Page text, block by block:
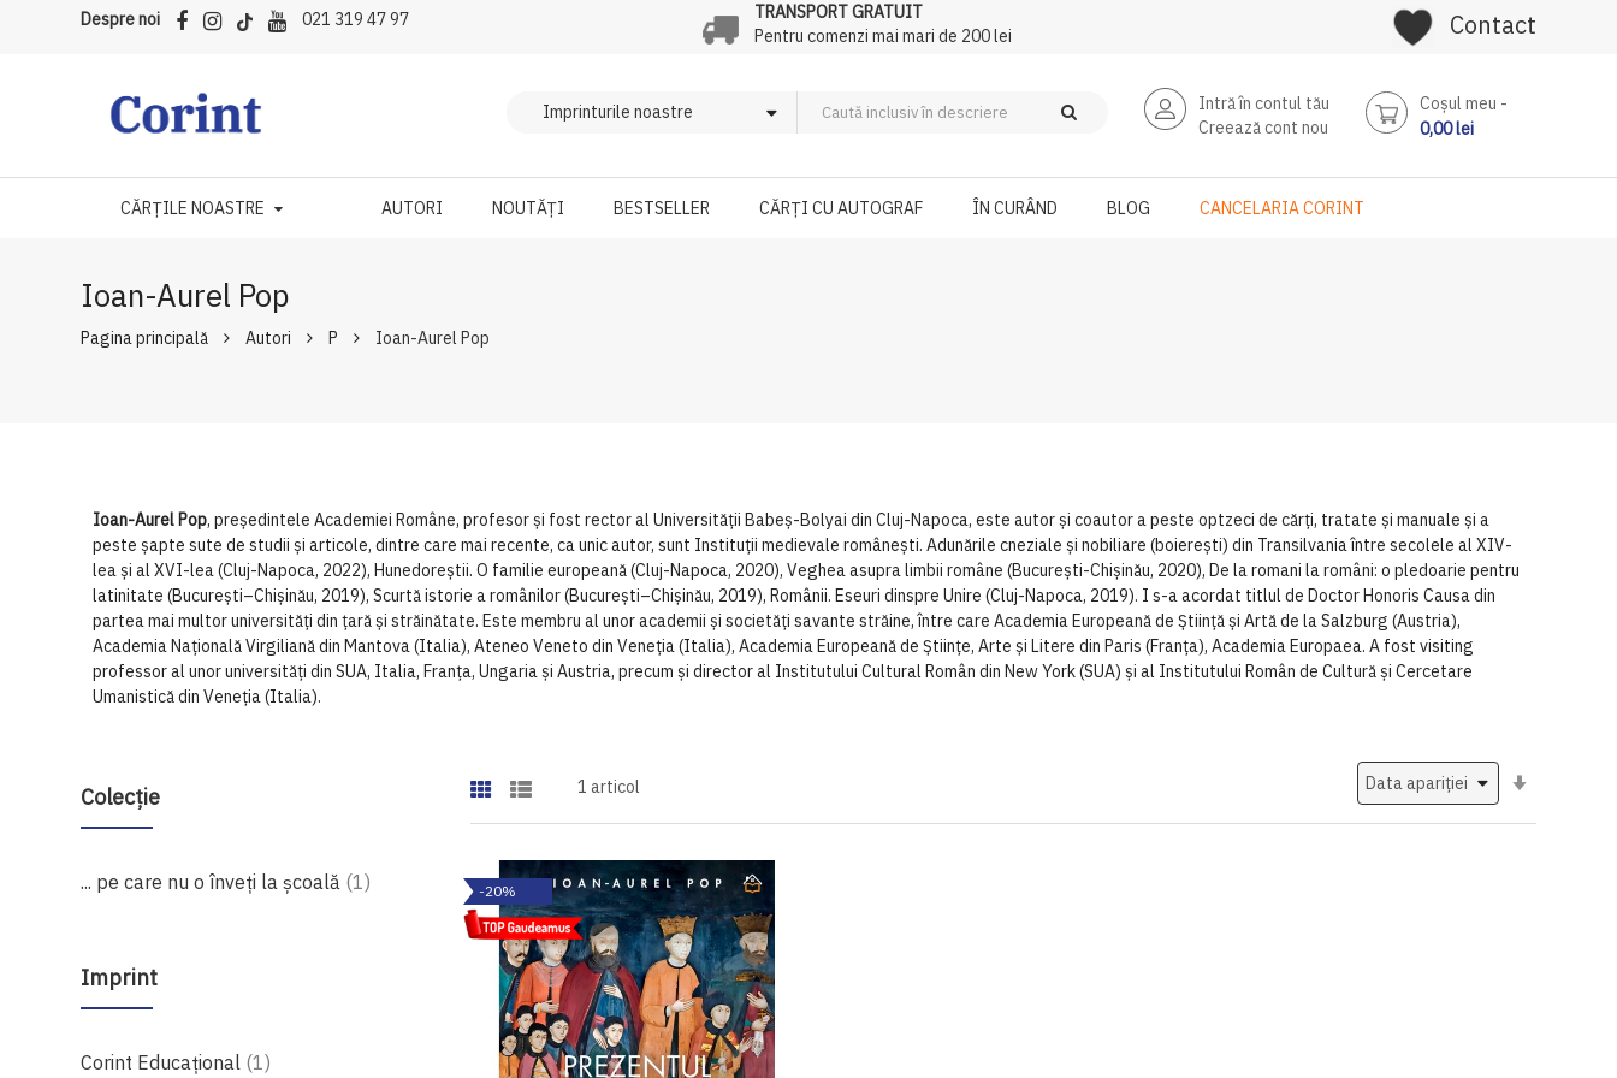
Despre noi 021 319 47 97
TRANSPORT GRATUIT
Pentru comenzi mai mari de 200 lei
Contact
Intră în contul tău
Creează cont nou
Coşul meu
0,00 lei
CĂRȚILE NOASTRE AUTORI NOUTĂȚI BESTSELLER CĂRȚI CU AUTOGRAF ÎN CURÂND BLOG CANCELARIA CORINT
Ioan-Aurel Pop
Pagina principală Autori P Ioan-Aurel Pop
Ioan-Aurel Pop, președintele Academiei Române, profesor și fost rector al Universității Babeș-Bolyai din Cluj-Napoca, este autor și coautor a peste optzeci de cărți, tratate și manuale și a
peste șapte sute de studii și articole, dintre care mai recente, ca unic autor, sunt Instituții medievale românești. Adunările cneziale și nobiliare (boierești) din Transilvania între secolele al XIV-
lea și al XVI-lea (Cluj-Napoca, 2022), Hunedoreștii. O familie europeană (Cluj-Napoca, 2020), Veghea asupra limbii române (București-Chișinău, 2020), De la romani la români: o pledoarie pentru
latinitate (București–Chișinău, 2019), Scurtă istorie a românilor (București–Chișinău, 2019), Românii. Eseuri dinspre Unire (Cluj-Napoca, 2019). I s-a acordat titlul de Doctor Honoris Causa din
partea mai multor universități din țară și străinătate. Este membru al unor academii și societăți savante străine, între care Academia Europeană de Știință și Artă de la Salzburg (Austria),
Academia Națională Virgiliană din Mantova (Italia), Ateneo Veneto din Veneția (Italia), Academia Europeană de Științe, Arte și Litere din Paris (Franța), Academia Europaea. A fost visiting
professor al unor universități din SUA, Italia, Franța, Ungaria și Austria, precum și director al Institutului Cultural Român din New York (SUA) și al Institutului Român de Cultură și Cercetare
Umanistică din Veneția (Italia).
Colecție
... pe care nu o înveți la școală 1produs
Imprint
Corint Educaţional 1produs
1 articol
-20%